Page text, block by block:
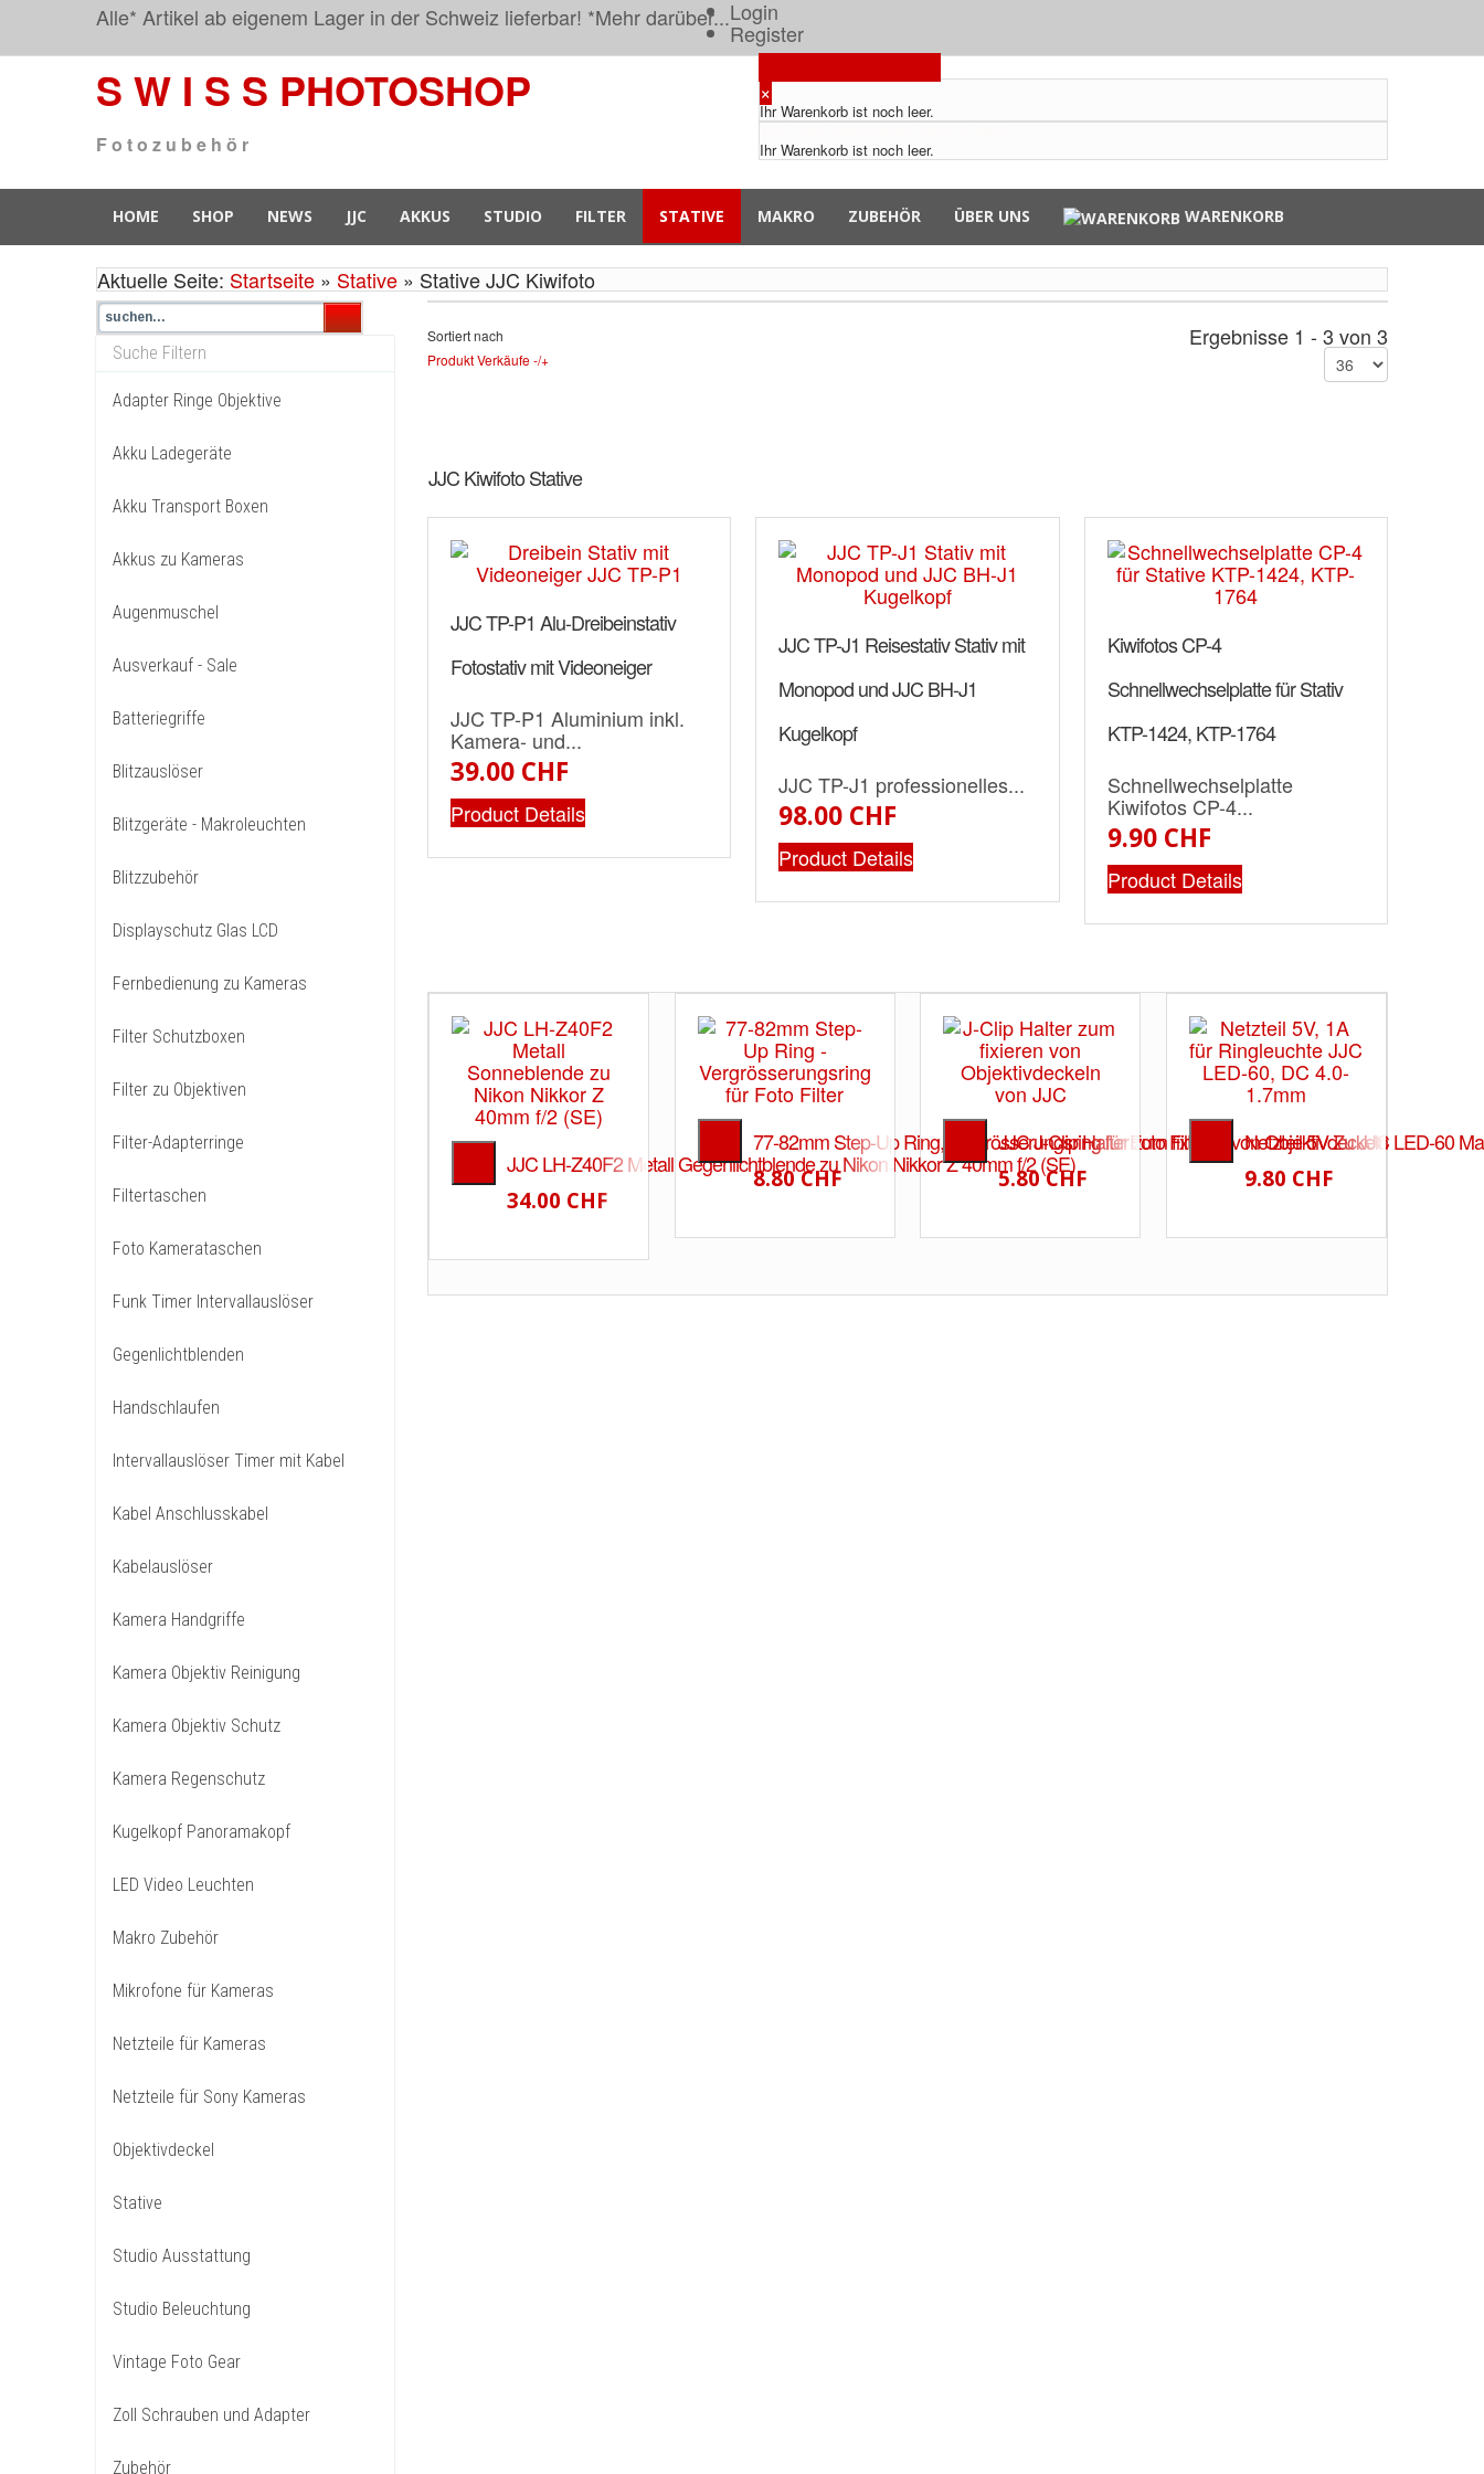
Alle* Artikel ab eigenem Lager in der Schweiz lieferbar! *Mehr darüber...Login
Register
S W I S S PHOTOSHOP
F o t o z u b e h ö r
×
Ihr Warenkorb ist noch leer.
Ihr Warenkorb ist noch leer.
HOME SHOP NEWS JJC AKKUS STUDIO FILTER STATIVE MAKRO ZUBEHÖR ÜBER UNS WARENKORB
Aktuelle Seite: Startseite » Stative » Stative JJC Kiwifoto
Adapter Ringe Objektive
Akku Ladegeräte
Akku Transport Boxen
Akkus zu Kameras
Augenmuschel
Ausverkauf - Sale
Batteriegriffe
Blitzauslöser
Blitzgeräte - Makroleuchten
Blitzzubehör
Displayschutz Glas LCD
Fernbedienung zu Kameras
Filter Schutzboxen
Filter zu Objektiven
Filter-Adapterringe
Filtertaschen
Foto Kamerataschen
Funk Timer Intervallauslöser
Gegenlichtblenden
Handschlaufen
Intervallauslöser Timer mit Kabel
Kabel Anschlusskabel
Kabelauslöser
Kamera Handgriffe
Kamera Objektiv Reinigung
Kamera Objektiv Schutz
Kamera Regenschutz
Kugelkopf Panoramakopf
LED Video Leuchten
Makro Zubehör
Mikrofone für Kameras
Netzteile für Kameras
Netzteile für Sony Kameras
Objektivdeckel
Stative
Studio Ausstattung
Studio Beleuchtung
Vintage Foto Gear
Zoll Schrauben und Adapter
Zubehör
Sortiert nach
Produkt Verkäufe -/+
Ergebnisse 1 - 3 von 3
JJC Kiwifoto Stative
JJC TP-P1 Alu-Dreibeinstativ
Fotostativ mit Videoneiger
JJC TP-P1 Aluminium inkl.
Kamera- und...
39.00 CHF
Product Details
JJC TP-J1 Reisestativ Stativ mit
Monopod und JJC BH-J1
Kugelkopf
JJC TP-J1 professionelles...
98.00 CHF
Product Details
Kiwifotos CP-4
Schnellwechselplatte für Stativ
KTP-1424, KTP-1764
Schnellwechselplatte
Kiwifotos CP-4...
9.90 CHF
Product Details
JJC LH-Z40F2 Metall Gegenlichtblende zu Nikon Nikkor Z 40mm f/2 (SE)
34.00 CHF
77-82mm Step-Up Ring, Vergrösserungsring für Foto Filter
8.80 CHF
JJC J-Clip Halter zum fixieren von Objektivdeckeln
5.80 CHF
Netzteil 5V Zu JJC LED-60
9.80 CHF